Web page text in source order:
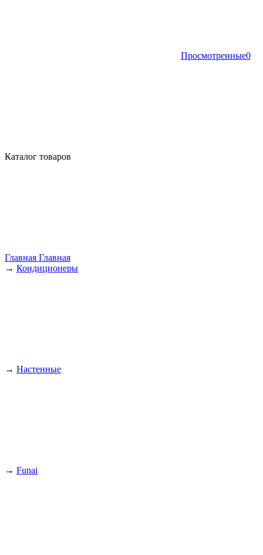
Просмотренные0
Каталог товаров
Главная Главная
→ Кондиционеры
→ Настенные
→ Funai